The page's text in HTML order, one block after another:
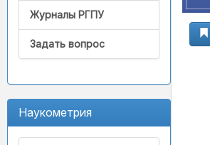
Журналы РГПУ
Задать вопрос
Наукометрия